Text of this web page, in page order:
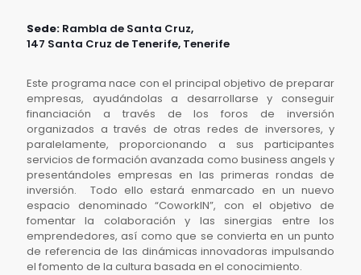
Sede: Rambla de Santa Cruz,
147 Santa Cruz de Tenerife, Tenerife
Este programa nace con el principal objetivo de preparar
empresas, ayudándolas a desarrollarse y conseguir
financiación a través de los foros de inversión
organizados a través de otras redes de inversores, y
paralelamente, proporcionando a sus participantes
servicios de formación avanzada como business angels y
presentándoles empresas en las primeras rondas de
inversión. Todo ello estará enmarcado en un nuevo
espacio denominado “CoworkIN”, con el objetivo de
fomentar la colaboración y las sinergias entre los
emprendedores, así como que se convierta en un punto
de referencia de las dinámicas innovadoras impulsando
el fomento de la cultura basada en el conocimiento.